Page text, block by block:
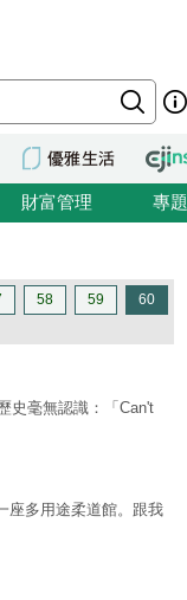
財富管理 專題
58 59 60
史毫無認識：「Can't
座多用途柔道館。跟我